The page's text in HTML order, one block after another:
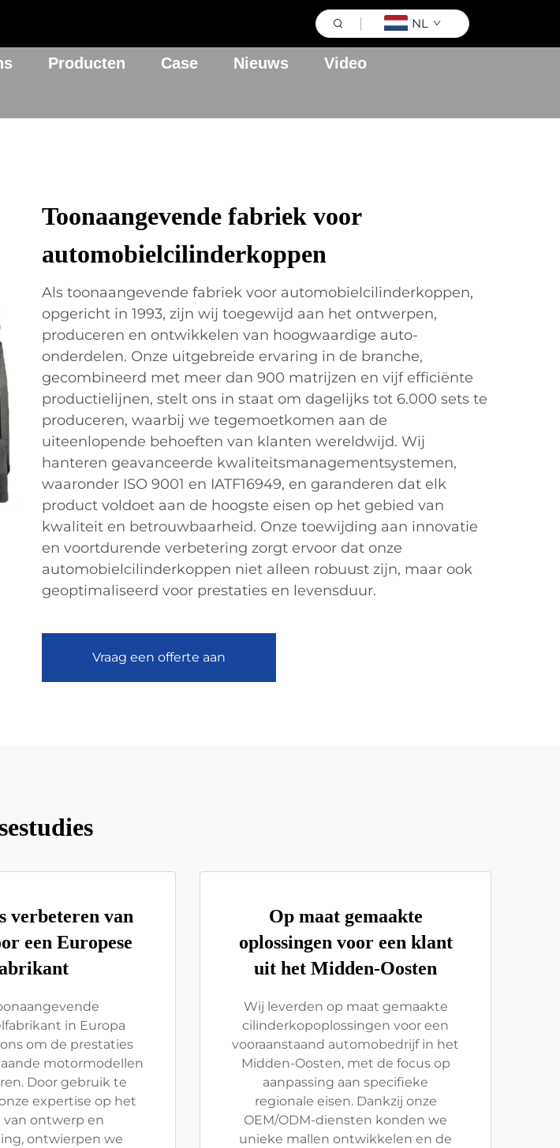
NL
Producten Case Nieuws Video
Toonaangevende fabriek voor
automobielcilinderkoppen
Als toonaangevende fabriek voor automobielcilinderkoppen,
opgericht in 1993, zijn wij toegewijd aan het ontwerpen,
produceren en ontwikkelen van hoogwaardige auto-
onderdelen. Onze uitgebreide ervaring in de branche,
gecombineerd met meer dan 900 matrijzen en vijf efficiënte
productielijnen, stelt ons in staat om dagelijks tot 6.000 sets te
produceren, waarbij we tegemoetkomen aan de
uiteenlopende behoeften van klanten wereldwijd. Wij
hanteren geavanceerde kwaliteitsmanagementsystemen,
waaronder ISO 9001 en IATF16949, en garanderen dat elk
product voldoet aan de hoogste eisen op het gebied van
kwaliteit en betrouwbaarheid. Onze toewijding aan innovatie
en voortdurende verbetering zorgt ervoor dat onze
automobielcilinderkoppen niet alleen robuust zijn, maar ook
geoptimaliseerd voor prestaties en levensduur.
Vraag een offerte aan
verbeteren van
een Europese
in Europa
om de prestaties
motormodellen
Door gebruik te
expertise op het
van ontwerp en
ontwierpen we
Op maat gemaakte
oplossingen voor een klant
uit het Midden-Oosten
Wij leverden op maat gemaakte
cilinderkopoplossingen voor een
vooraanstaand automobedrijf in het
Midden-Oosten, met de focus op
aanpassing aan specifieke
regionale eisen. Dankzij onze
OEM/ODM-diensten konden we
unieke mallen ontwikkelen en de